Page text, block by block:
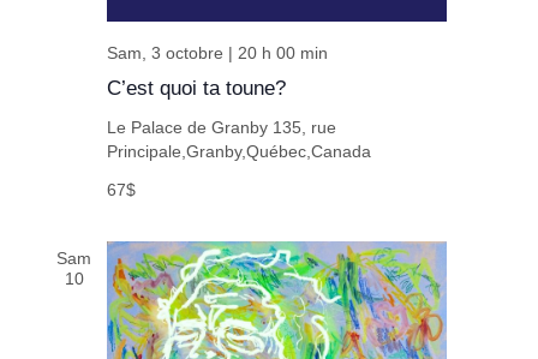
C’est quoi ta toune?
Sam, 3 octobre | 20 h 00 min
Le Palace de Granby 135, rue
Principale,Granby,Québec,Canada
67$
Sam
10